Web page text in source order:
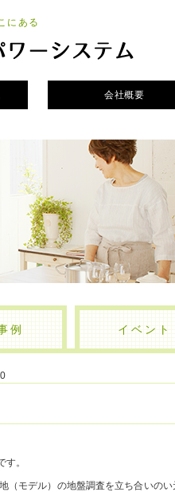
にある
会社概要
例 イベント
。
（モデル）の地盤調査を立ち合いのい